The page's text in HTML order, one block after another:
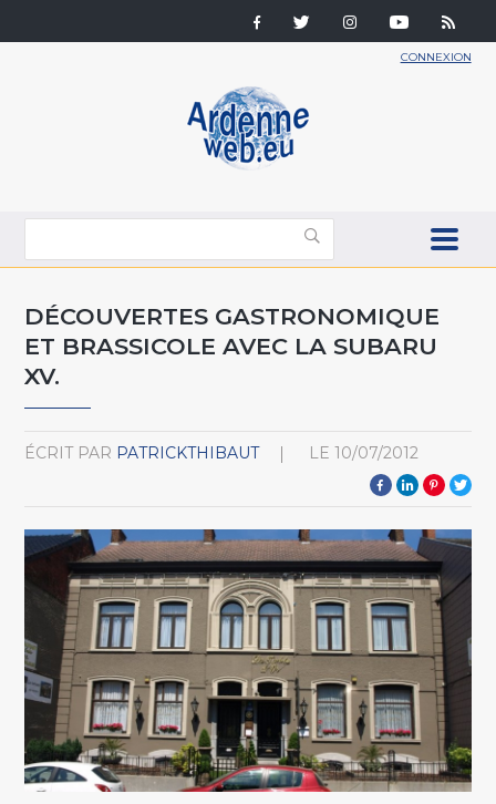
CONNEXION
DÉCOUVERTES GASTRONOMIQUE
ET BRASSICOLE AVEC LA SUBARU
XV.
ÉCRIT PAR PATRICKTHIBAUT LE 10/07/2012